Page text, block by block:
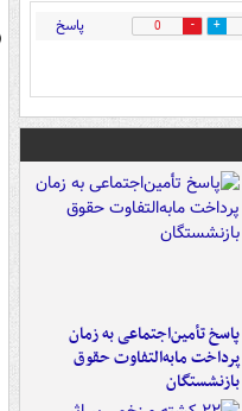
0 پاسخ
پاسخ تأمین‌اجتماعی به زمان
پرداخت مابه‌التفاوت حقوق
بازنشستگان